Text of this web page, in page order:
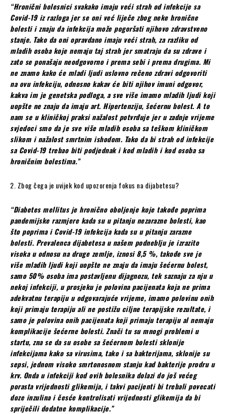
“Hronični bolesnici svakako imaju veći strah od infekcije sa
Covid-19 iz razloga jer se oni već liječe zbog neke hronične
bolesti i znaju da infekcija može pogoršati njihovo zdravstveno
stanje. Tako da oni opravdano imaju veći strah, za razliku od
mladih osoba koje nemaju taj strah jer smatraju da su zdrave i
zato se ponašaju neodgovorno i prema sebi i prema drugima. Mi
ne znamo kako će mladi ljudi uslovno rečeno zdravi odgovoriti
na ovu infekciju, odnosno kakav će biti njihov imuni odgovor,
kakva im je genetska podloga, a sve više imamo mladih ljudi koji
uopšte ne znaju da imaju art. Hipertenziju, šećernu bolest. A to
nam se u kliničkoj praksi nažalost potvrđuje jer u zadnje vrijeme
svjedoci smo da je sve više mladih osoba sa teškom kliničkom
slikom i nažalost smrtnim ishodom. Tako da bi strah od infekcije
sa Covid-19 trebao biti podjednak i kod mladih i kod osoba sa
hroničnim bolestima.”
2. Zbog čega je uvijek kod upozorenja fokus na dijabetesu?
“Diabetes mellitus je hronično oboljenje koje takođe poprima
pandemijske razmjere kada su u pitanju nezarazne bolesti, kao
što poprima i Covid-19 infekcija kada su u pitanju zarazne
bolesti. Prevalenca dijabetesa u našem podneblju je izrazito
visoka u odnosu na druge zemlje, iznosi 8,5 %, takođe sve je
više mladih ljudi koji uopšte ne znaju da imaju šećernu bolest,
samo 50% osoba ima postavljenu dijagnozu, tek saznaju za nju u
nekoj infekciji, u prosjeku je polovina pacijenata koja ne prima
adekvatnu terapiju u odgovarajuće vrijeme, imamo polovinu onih
koji primaju terapiju ali ne postižu ciljne terapijske rezultate, i
samo je polovina onih pacijenata koji primaju terapiju al nemaju
komplikacije šećerne bolesti. Znači tu su mnogi problemi u
startu, zna se da su osobe sa šećernom bolesti sklonije
infekcijama kako sa virusima, tako i sa bakterijama, sklonije su
sepsi, jednom visoko smrtonosnom stanju kad bakterije prodru u
krv. Onda u infekciji kod ovih bolesnika dolazi do još većeg
porasta vrijednosti glikemija, i takvi pacijenti bi trebali povecati
doze inzulina i česće kontrolisati vrijednosti glikemija da bi
spriječili dodatne komplikacije.”